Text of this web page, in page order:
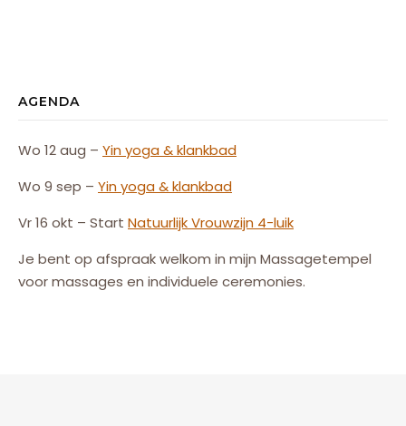
AGENDA
Wo 12 aug – Yin yoga & klankbad
Wo 9 sep – Yin yoga & klankbad
Vr 16 okt – Start NatuurlijkVrouwzijn 4-luik
Je bent op afspraak welkom in mijn Massagetempel
voor massages en individuele ceremonies.